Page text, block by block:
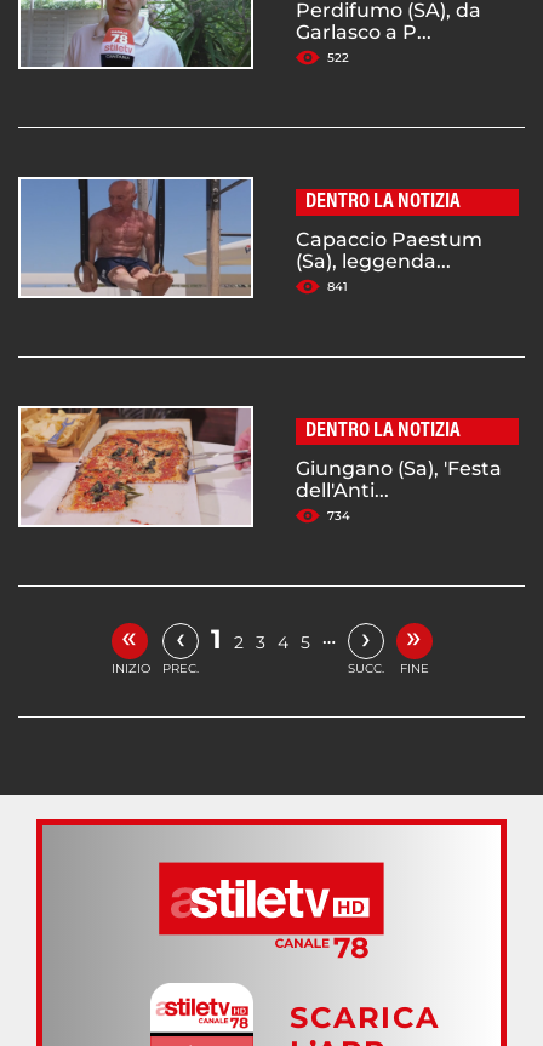
Perdifumo (SA), da
Garlasco a P...
522
DENTRO LA NOTIZIA
Capaccio Paestum
(Sa), leggenda...
841
DENTRO LA NOTIZIA
Giungano (Sa), 'Festa
dell'Anti...
734
«
INIZIO
‹
PREC.
1 2 3 4 5 … ›
SUCC.
»
FINE
SCARICA